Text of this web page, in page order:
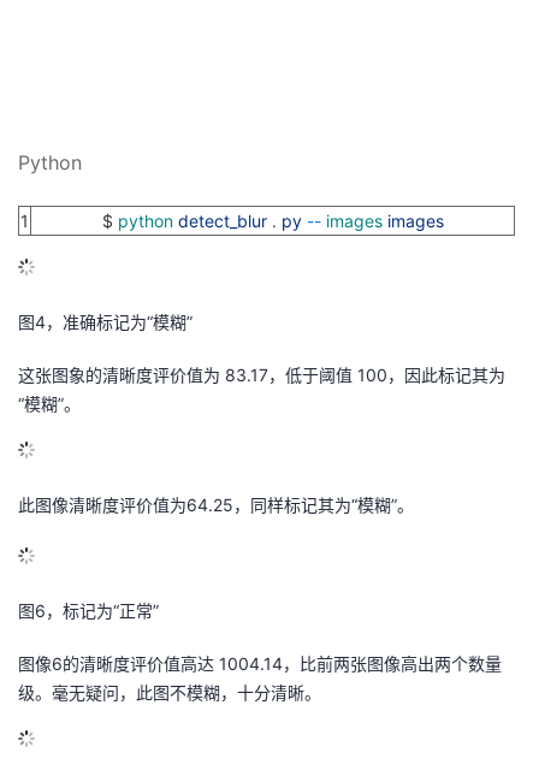
Python
1 $ python detect_blur . py -- images images
图4，准确标记为“模糊”
这张图象的清晰度评价值为 83.17，低于阈值 100，因此标记其为
“模糊”。
此图像清晰度评价值为64.25，同样标记其为“模糊”。
图6，标记为“正常”
图像6的清晰度评价值高达 1004.14，比前两张图像高出两个数量
级。毫无疑问，此图不模糊，十分清晰。